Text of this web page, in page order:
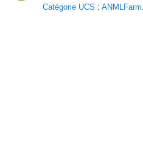
Catégorie UCS : ANMLFarm